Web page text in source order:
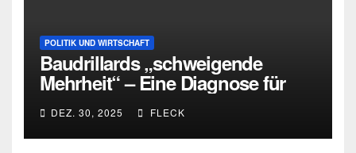
POLITIK UND WIRTSCHAFT
Baudrillards „schweigende
Mehrheit“ – Eine Diagnose für
heute
DEZ. 30, 2025 FLECK